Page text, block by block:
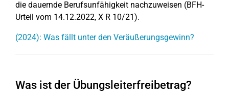
die dauernde Berufsunfähigkeit nachzuweisen (BFH-
Urteil vom 14.12.2022, X R 10/21).
(2024): Was fällt unter den Veräußerungsgewinn?
Was ist der Übungsleiterfreibetrag?